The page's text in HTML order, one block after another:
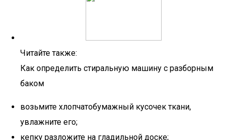
Читайте также:
Как определить стиральную машину с разборным
баком
возьмите хлопчатобумажный кусочек ткани,
увлажните его;
кепку разложите на гладильной доске;